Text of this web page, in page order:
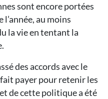
sont encore portées
au moins
la vie en tentant la
des accords avec le
payer pour retenir les
de cette politique a été